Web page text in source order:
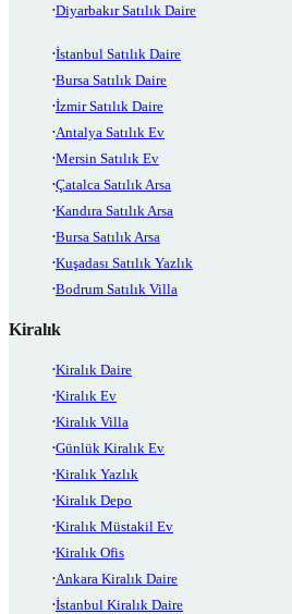
Diyarbakır Satılık Daire
İstanbul Satılık Daire
Bursa Satılık Daire
İzmir Satılık Daire
Antalya Satılık Ev
Mersin Satılık Ev
Çatalca Satılık Arsa
Kandıra Satılık Arsa
Bursa Satılık Arsa
Kuşadası Satılık Yazlık
Bodrum Satılık Villa
Kiralık
Kiralık Daire
Kiralık Ev
Kiralık Villa
Günlük Kiralık Ev
Kiralık Yazlık
Kiralık Depo
Kiralık Müstakil Ev
Kiralık Ofis
Ankara Kiralık Daire
İstanbul Kiralık Daire